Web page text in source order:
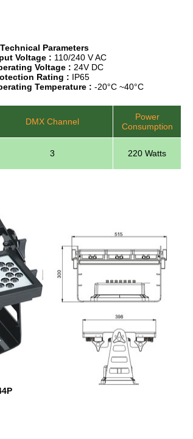
Parameters
Voltage : 110/240 V AC
Voltage : 24V DC
Rating : IP65
Temperature : -20°C ~40°C
DMX Channel
Power
Consumption
3 220 Watts